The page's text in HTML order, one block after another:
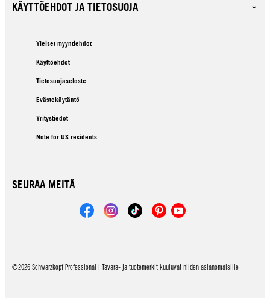
KÄYTTÖEHDOT JA TIETOSUOJA
Yleiset myyntiehdot
Käyttöehdot
Tietosuojaseloste
Evästekäytäntö
Yritystiedot
Note for US residents
SEURAA MEITÄ
©2026 Schwarzkopf Professional | Tavara- ja tuotemerkit kuuluvat niiden asianomaisille